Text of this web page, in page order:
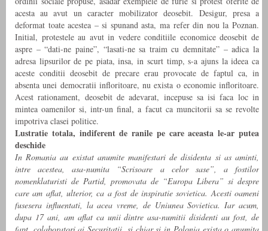
acesta au avut un caracter mobilizator deosebit. Desigur, presa a
deformat toate acestea – si spunand asta, ma refer din nou la Poznan.
Initial, protestele au avut in vedere conditiile economice deosebit de
aspre – “dati-ne paine”, “lasati-ne sa traim cu demnitate” – adica la
adresa lipsurilor de pe piata, insa, in scurt timp, s-a ajuns la ideea ca
aceste conditii deosebit de precare erau provocate de faptul ca, in
absenta unei democratii infloritoare, nu exista o economie infloritoare.
Acest rationament, deosebit de adevarat, incepuse sa isi faca loc in
mintea oamenilor si, intr-un final, a facut ca muncitorii sa se revolte
impotriva clasei politice.
Lustratie totala, indiferent de ranile pe care aceasta le-ar putea
deschide
In Romania au existat anumite manifestari de disidenta si as aminti,
intre acestea, asa-numita “Scrisoare a celor sase”, a fostilor
nomenklaturisti de Partid, promovata de “Europa Libera” si despre
care am aflat, ulterior, ca a fost de inspiratie sovietica. Acesti oameni
fusesera influentati, la acea vreme, de Uniunea Sovietica. Iar acum,
dupa 17 ani, am aflat ca unii dintre asa-numitii disidenti au fost, de